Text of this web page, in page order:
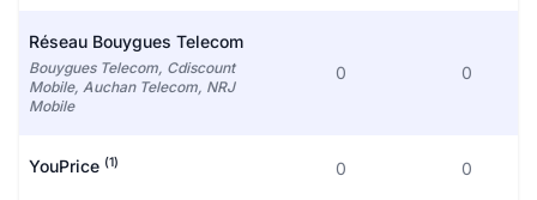
Réseau Bouygues Telecom
Bouygues Telecom, Cdiscount
Mobile, Auchan Telecom, NRJ
Mobile
0 0
YouPrice (1) 0 0